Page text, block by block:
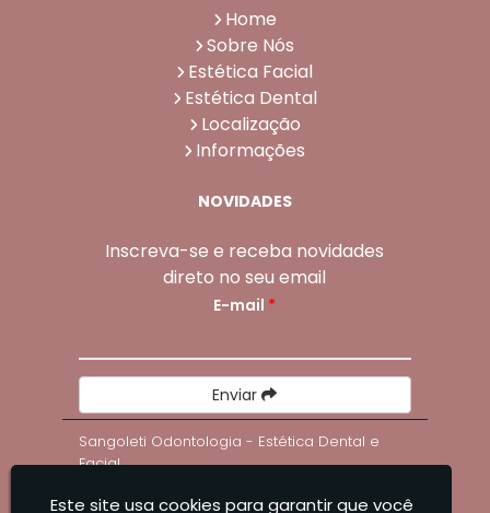
Home
Sobre Nós
Estética Facial
Estética Dental
Localização
Informações
NOVIDADES
Inscreva-se e receba novidades
direto no seu email
E-mail *
Enviar
Sangoleti Odontologia - Estética Dental e
Facial
Este site usa cookies para garantir que você